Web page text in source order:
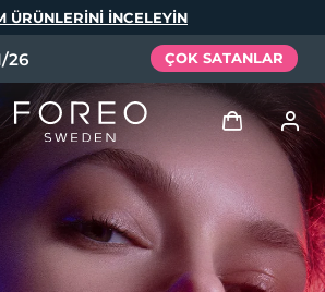
ÜRÜNLERINI INCELEYIN
26 ÇOK SATANLAR
Giriş
Kullanici profi̇li̇